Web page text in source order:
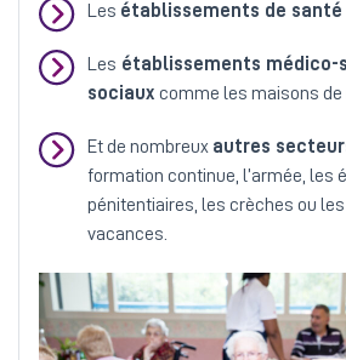
Les établissements de santé
Les établissements médico-
sociaux comme les maisons de
Et de nombreux autres
formation continue, l’armée, les
pénitentiaires, les crèches ou
vacances.